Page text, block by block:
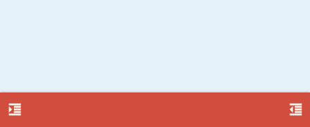
format_indent_increase format_indent_decrease